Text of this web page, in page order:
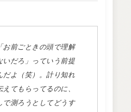
お前ごときの頭で理解
いだろ」っていう前提
だよ（笑）。計り知れ
てもらってるのに、
で測ろうとしてどうす